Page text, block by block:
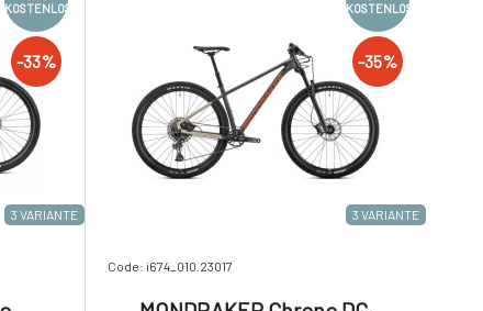
3 VARIANTE
KOSTENLOS
-33%
3 VARIANTE
KOSTENLOS
-35%
Code: i674_010.23017